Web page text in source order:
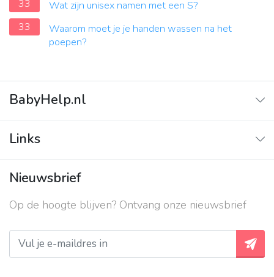
33
Wat zijn unisex namen met een S?
33
Waarom moet je je handen wassen na het
poepen?
BabyHelp.nl
Vraag & Antwoord
Links
Contact
Over ons
Privacy beleid
Nieuwsbrief
Op de hoogte blijven? Ontvang onze nieuwsbrief